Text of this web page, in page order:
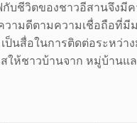
บชีวิตของชาวอีสานจึงมี
ามดีตามความเชื่อถือที่มี
ป็นสื่อในการติดต่อระหว่า
สให้ชาวบ้านจาก หมู่บ้าน